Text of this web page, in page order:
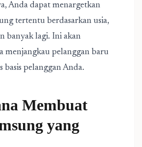
Anda dapat menargetkan
tertentu berdasarkan usia,
banyak lagi. Ini akan
menjangkau pelanggan baru
basis pelanggan Anda.
Membuat
yang